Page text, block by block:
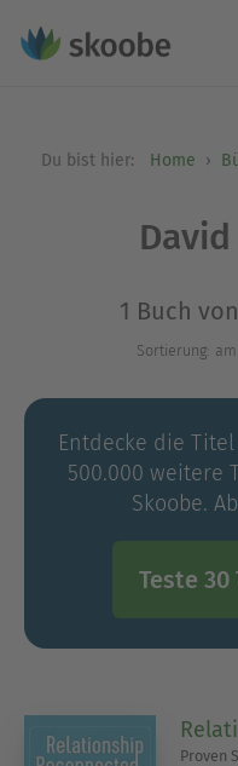
Du bist hier: Home
1 Buch
Sortierung:
Entdecke die
500.000 weitere
Skoobe.
Teste
Proven